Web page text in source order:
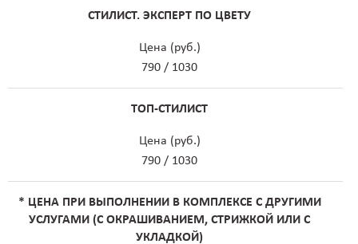
СТИЛИСТ. ЭКСПЕРТ ПО ЦВЕТУ
Цена (руб.)
790 / 1030
ТОП-СТИЛИСТ
Цена (руб.)
790 / 1030
* ЦЕНА ПРИ ВЫПОЛНЕНИИ В КОМПЛЕКСЕ С ДРУГИМИ
УСЛУГАМИ (С ОКРАШИВАНИЕМ, СТРИЖКОЙ ИЛИ С
УКЛАДКОЙ)